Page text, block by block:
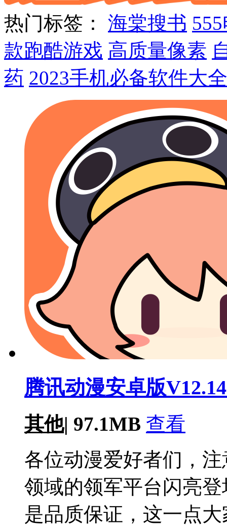
热门标签： 海棠搜书
款跑酷游戏 高质量像素
药 2023手机必备软件大全
腾讯动漫安卓版
其他| 97.1MB 查看
各位动漫爱好者们，
领域的领军平台闪亮
是品质保证，这一点